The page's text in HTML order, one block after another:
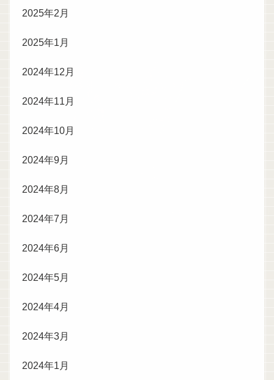
2025年2月
2025年1月
2024年12月
2024年11月
2024年10月
2024年9月
2024年8月
2024年7月
2024年6月
2024年5月
2024年4月
2024年3月
2024年1月